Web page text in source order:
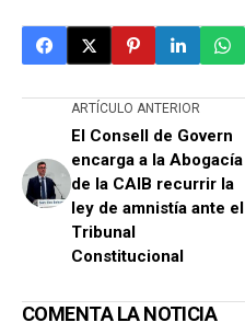
ARTÍCULO ANTERIOR
El Consell de Govern
encarga a la Abogacía
de la CAIB recurrir la
ley de amnistía ante el
Tribunal
Constitucional
COMENTA LA NOTICIA